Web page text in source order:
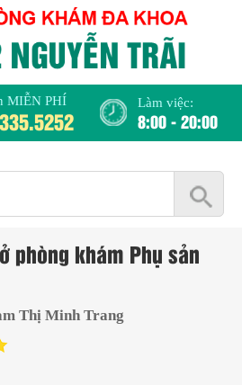
MIỄN PHÍ Làm việc:
8:00 - 20:00
phòng khám Phụ sản
Thị Minh Trang